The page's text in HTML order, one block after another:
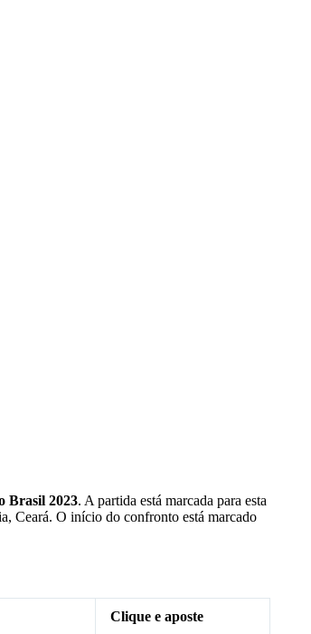
Brasil 2023. A partida está marcada para esta
Ceará. O início do confronto está marcado
Clique e aposte